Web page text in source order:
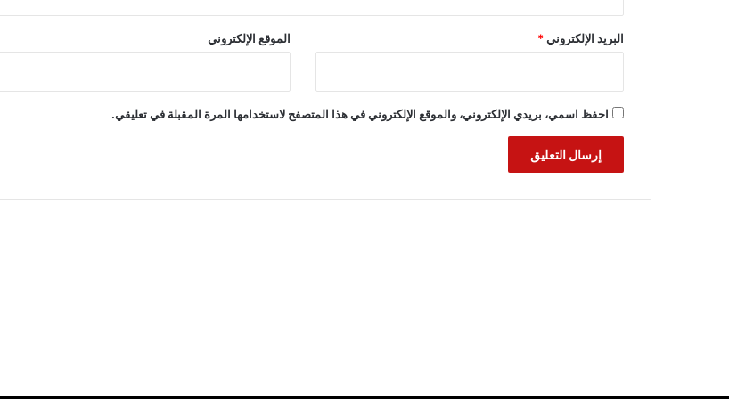
البريد الإلكتروني* الموقع الإلكتروني
احفظ اسمي، بريدي الإلكتروني، والموقع الإلكتروني في هذا المتصفح لاستخدامها المرة المقبلة في تعليقي.